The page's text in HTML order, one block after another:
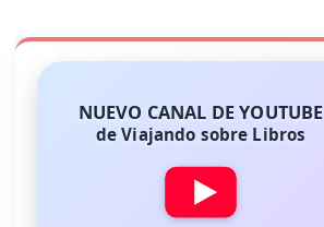
NUEVO CANAL DE YOUTUBE
de Viajando sobre Libros